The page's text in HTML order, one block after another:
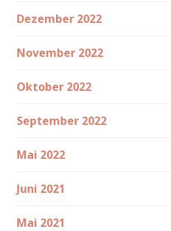
Dezember 2022
November 2022
Oktober 2022
September 2022
Mai 2022
Juni 2021
Mai 2021